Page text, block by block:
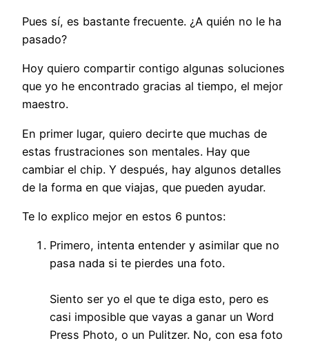
Pues sí, es bastante frecuente. ¿A quién no le ha
pasado?
Hoy quiero compartir contigo algunas soluciones
que yo he encontrado gracias al tiempo, el mejor
maestro.
En primer lugar, quiero decirte que muchas de
estas frustraciones son mentales. Hay que
cambiar el chip. Y después, hay algunos detalles
de la forma en que viajas, que pueden ayudar.
Te lo explico mejor en estos 6 puntos:
Primero, intenta entender y asimilar que no
pasa nada si te pierdes una foto.
Siento ser yo el que te diga esto, pero es
casi imposible que vayas a ganar un Word
Press Photo, o un Pulitzer. No, con esa foto